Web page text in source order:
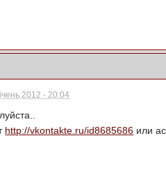
2012 - 20:04
http://vkontakte.ru/id8685686 или